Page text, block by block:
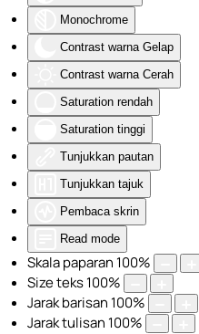
Monochrome
Contrast warna Gelap
Contrast warna Cerah
Saturation rendah
Saturation tinggi
Tunjukkan pautan
Tunjukkan tajuk
Pembaca skrin
Read mode
Skala paparan 100%
Size teks100%
Jarak barisan 100%
Jarak tulisan 100%